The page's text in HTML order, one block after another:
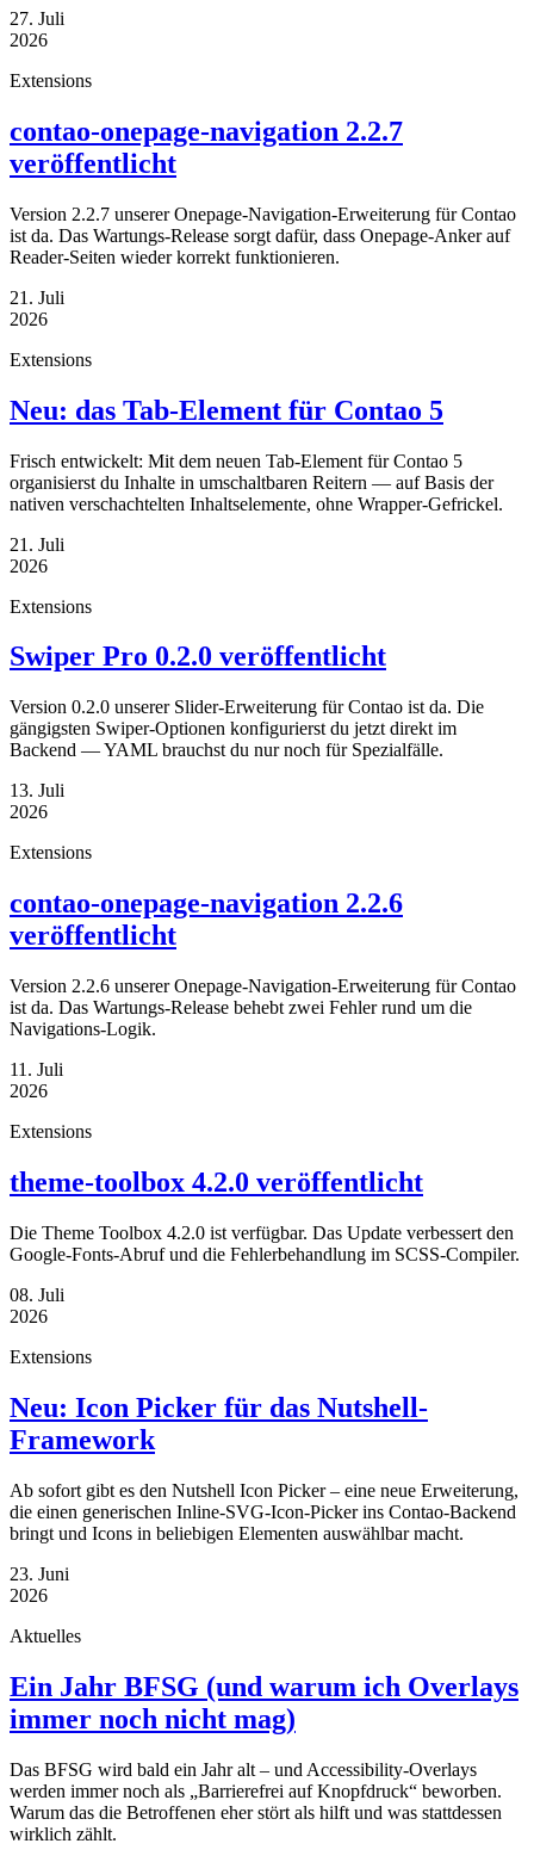
27. Juli
2026
Extensions
contao-onepage-navigation 2.2.7
veröffentlicht
Version 2.2.7 unserer Onepage-Navigation-Erweiterung für Contao
ist da. Das Wartungs-Release sorgt dafür, dass Onepage-Anker auf
Reader-Seiten wieder korrekt funktionieren.
21. Juli
2026
Extensions
Neu: das Tab-Element für Contao 5
Frisch entwickelt: Mit dem neuen Tab-Element für Contao 5
organisierst du Inhalte in umschaltbaren Reitern — auf Basis der
nativen verschachtelten Inhaltselemente, ohne Wrapper-Gefrickel.
21. Juli
2026
Extensions
Swiper Pro 0.2.0 veröffentlicht
Version 0.2.0 unserer Slider-Erweiterung für Contao ist da. Die
gängigsten Swiper-Optionen konfigurierst du jetzt direkt im
Backend — YAML brauchst du nur noch für Spezialfälle.
13. Juli
2026
Extensions
contao-onepage-navigation 2.2.6
veröffentlicht
Version 2.2.6 unserer Onepage-Navigation-Erweiterung für Contao
ist da. Das Wartungs-Release behebt zwei Fehler rund um die
Navigations-Logik.
11. Juli
2026
Extensions
theme-toolbox 4.2.0 veröffentlicht
Die Theme Toolbox 4.2.0 ist verfügbar. Das Update verbessert den
Google-Fonts-Abruf und die Fehlerbehandlung im SCSS-Compiler.
08. Juli
2026
Extensions
Neu: Icon Picker für das Nutshell-
Framework
Ab sofort gibt es den Nutshell Icon Picker – eine neue Erweiterung,
die einen generischen Inline-SVG-Icon-Picker ins Contao-Backend
bringt und Icons in beliebigen Elementen auswählbar macht.
23. Juni
2026
Aktuelles
Ein Jahr BFSG (und warum ich Overlays
immer noch nicht mag)
Das BFSG wird bald ein Jahr alt – und Accessibility-Overlays
werden immer noch als „Barrierefrei auf Knopfdruck“ beworben.
Warum das die Betroffenen eher stört als hilft und was stattdessen
wirklich zählt.